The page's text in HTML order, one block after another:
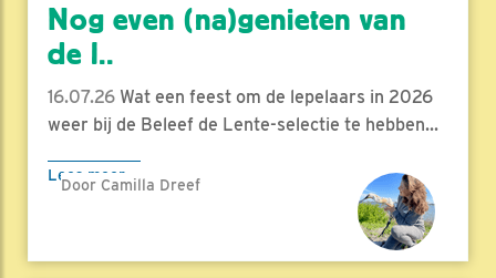
Nog even (na)genieten van
de l..
16.07.26 Wat een feest om de lepelaars in 2026
weer bij de Beleef de Lente-selectie te hebben...
Lees meer
Door Camilla Dreef